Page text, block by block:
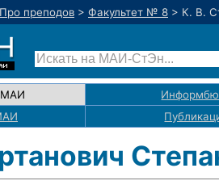
Про преподов > Факультет № 8 > К. В.
МАИ